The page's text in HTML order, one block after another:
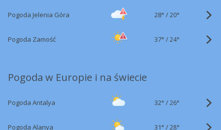
Pogoda Jelenia Góra 28° /20°
Pogoda Zamość 37° /24°
Pogoda w Europie i na świecie
Pogoda Antalya 32° /26°
Pogoda Alanya 31° /28°